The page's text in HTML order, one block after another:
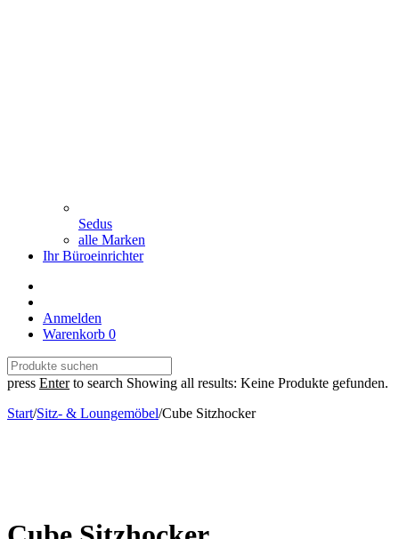
Sedus
alle Marken
Ihr Büroeinrichter
Anmelden
Warenkorb 0
press Enterto search Showing all results: Keine Produkte gefunden.
Start/Sitz- & Loungemöbel/Cube Sitzhocker